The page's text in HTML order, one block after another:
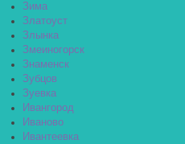
Зима
Златоуст
Злынка
Змеиногорск
Знаменск
Зубцов
Зуевка
Ивангород
Иваново
Ивантеевка